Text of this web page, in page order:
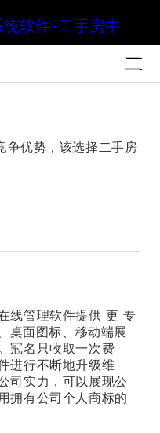
争优势，该选择二手房
线管理软件提供 更 专
桌面图标、移动端展
冠名只收取一次费
进行不断地升级维
司实力，可以展现公
拥有公司个人商标的